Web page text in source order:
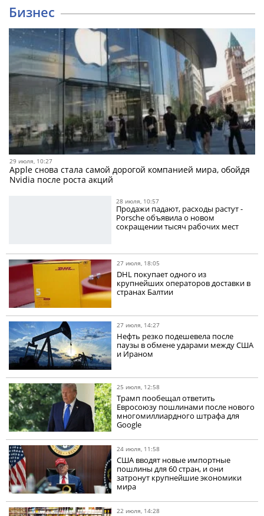
Бизнес
29 июля, 10:27
Apple снова стала самой дорогой компанией мира, обойдя
Nvidia после роста акций
28 июля, 10:57
Продажи падают, расходы растут -
Porsche объявила о новом
сокращении тысяч рабочих мест
27 июля, 18:05
DHL покупает одного из
крупнейших операторов доставки в
странах Балтии
27 июля, 14:27
Нефть резко подешевела после
паузы в обмене ударами между США
и Ираном
25 июля, 12:58
Трамп пообещал ответить
Евросоюзу пошлинами после нового
многомиллиардного штрафа для
Google
24 июля, 11:58
США вводят новые импортные
пошлины для 60 стран, и они
затронут крупнейшие экономики
мира
22 июля, 14:28